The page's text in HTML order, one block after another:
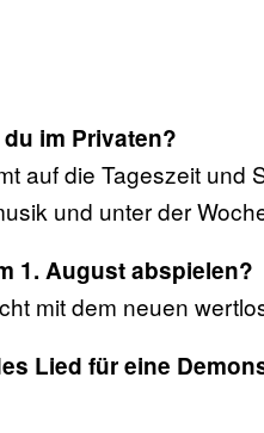
im Privaten?
auf die Tageszeit und
und unter der
1. August abspielen?
mit dem neuen
Lied für eine